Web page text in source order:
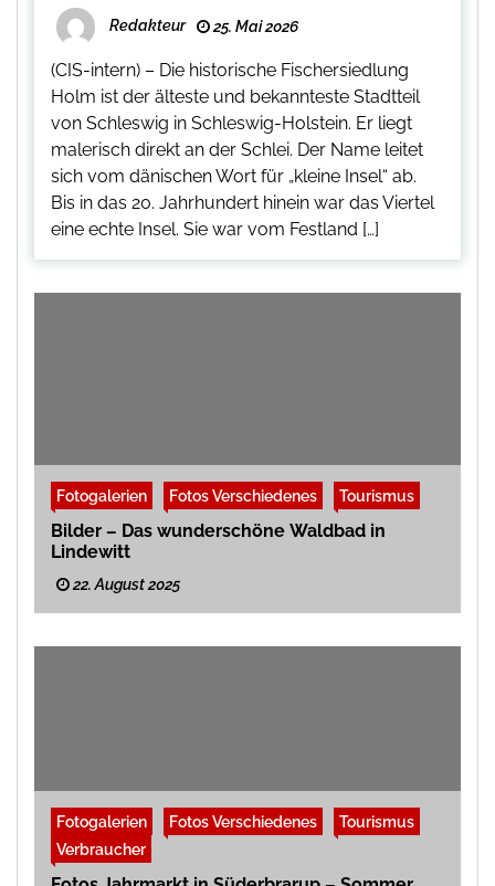
Redakteur 25. Mai 2026
(CIS-intern) – Die historische Fischersiedlung
Holm ist der älteste und bekannteste Stadtteil
von Schleswig in Schleswig-Holstein. Er liegt
malerisch direkt an der Schlei. Der Name leitet
sich vom dänischen Wort für „kleine Insel“ ab.
Bis in das 20. Jahrhundert hinein war das Viertel
eine echte Insel. Sie war vom Festland […]
Fotogalerien Fotos Verschiedenes Tourismus
Bilder – Das wunderschöne Waldbad in
Lindewitt
22. August 2025
Fotogalerien Fotos Verschiedenes
Tourismus
Verbraucher